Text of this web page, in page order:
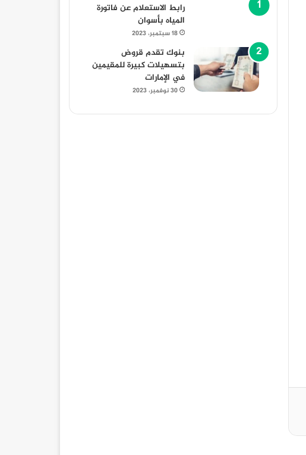
رابط الاستعلام عن فاتورة
المياه بأسوان
18 سبتمبر، 2023
بنوك تقدم قروض
بتسهيلات كبيرة للمقيمين
في الإمارات
30 نوفمبر، 2023